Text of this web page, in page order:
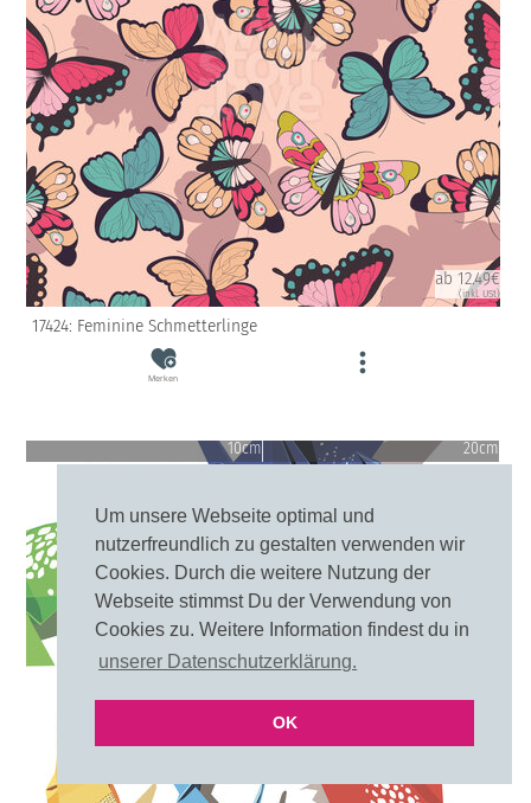
Um unsere Webseite optimal und
nutzerfreundlich zu gestalten verwenden wir
Cookies. Durch die weitere Nutzung der
Webseite stimmst Du der Verwendung von
Cookies zu. Weitere Information findest du in
unserer Datenschutzerklärung.
OK
ab 12.49€
(inkl. USt)
17424: Feminine Schmetterlinge
Merken
10cm 20cm